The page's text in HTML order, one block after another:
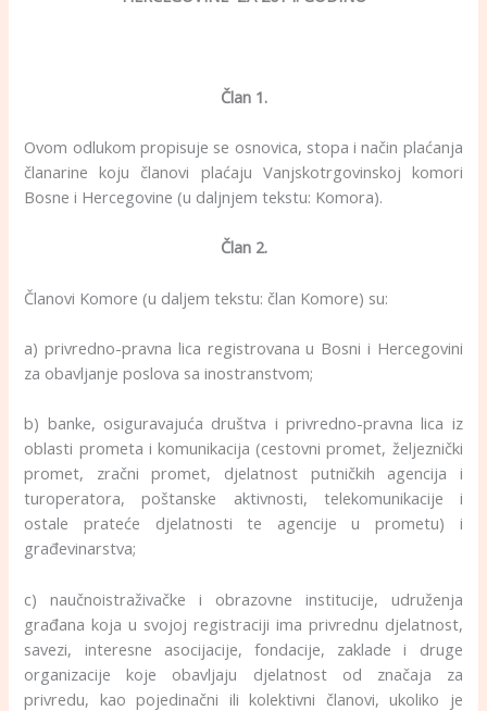
Član 1.
Ovom odlukom propisuje se osnovica, stopa i način plaćanja
članarine koju članovi plaćaju Vanjskotrgovinskoj komori
Bosne i Hercegovine (u daljnjem tekstu: Komora).
Član 2.
Članovi Komore (u daljem tekstu: član Komore) su:
a) privredno-pravna lica registrovana u Bosni i Hercegovini
za obavljanje poslova sa inostranstvom;
b) banke, osiguravajuća društva i privredno-pravna lica iz
oblasti prometa i komunikacija (cestovni promet, željeznički
promet, zračni promet, djelatnost putničkih agencija i
turoperatora, poštanske aktivnosti, telekomunikacije i
ostale prateće djelatnosti te agencije u prometu) i
građevinarstva;
c) naučnoistraživačke i obrazovne institucije, udruženja
građana koja u svojoj registraciji ima privrednu djelatnost,
savezi, interesne asocijacije, fondacije, zaklade i druge
organizacije koje obavljaju djelatnost od značaja za
privredu, kao pojedinačni ili kolektivni članovi, ukoliko je